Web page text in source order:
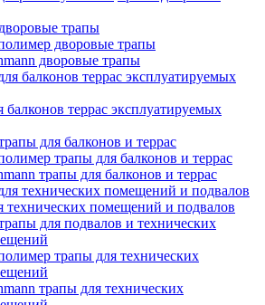
трапы
дворовые трапы
дворовые трапы
балконов террас эксплуатируемых
для балконов и террас
трапы для балконов и террас
трапы для балконов и террас
технических помещений и подвалов
для подвалов и технических
трапы для технических
трапы для технических